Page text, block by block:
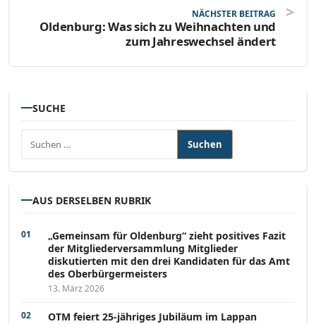
NÄCHSTER BEITRAG
Oldenburg: Was sich zu Weihnachten und
zum Jahreswechsel ändert
SUCHE
AUS DERSELBEN RUBRIK
„Gemeinsam für Oldenburg“ zieht positives Fazit
der Mitgliederversammlung Mitglieder
diskutierten mit den drei Kandidaten für das Amt
des Oberbürgermeisters
13. März 2026
OTM feiert 25-jähriges Jubiläum im Lappan